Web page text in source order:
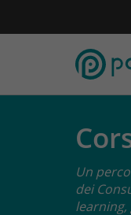
Un
dei